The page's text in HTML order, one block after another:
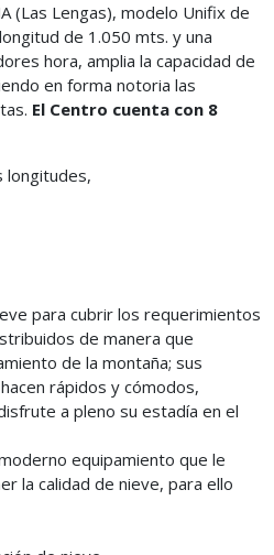
(Las Lengas), modelo Unifix de
de 1.050 mts. y una
hora, amplia la capacidad de
en forma notoria las
El Centro cuenta con 8
longitudes,
para cubrir los requerimientos
de manera que
de la montaña; sus
rápidos y cómodos,
a pleno su estadía en el
equipamiento que le
la calidad de nieve, para ello